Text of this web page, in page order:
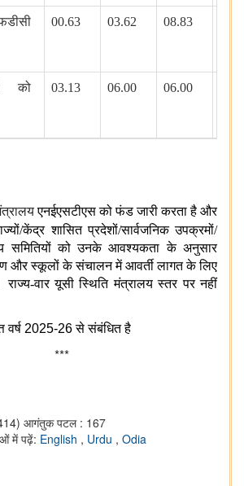
00.63 03.62 08.83
को
03.13 06.00 06.00
एनईएसटीएस को फंड जारी करता है और
केंद्र शासित प्रदेशों/सार्वजनिक उपक्रमों/
समितियों को उनके आवश्यकता के अनुसार
और स्कूलों के संचालन में आवर्ती लागत के लिए
वार यूसी स्थिति मंत्रालय स्तर पर नहीं
वर्ष 2025-26 से संबंधित है
***
आगंतुक पटल : 167
में पढ़ें: English , Urdu , Odia